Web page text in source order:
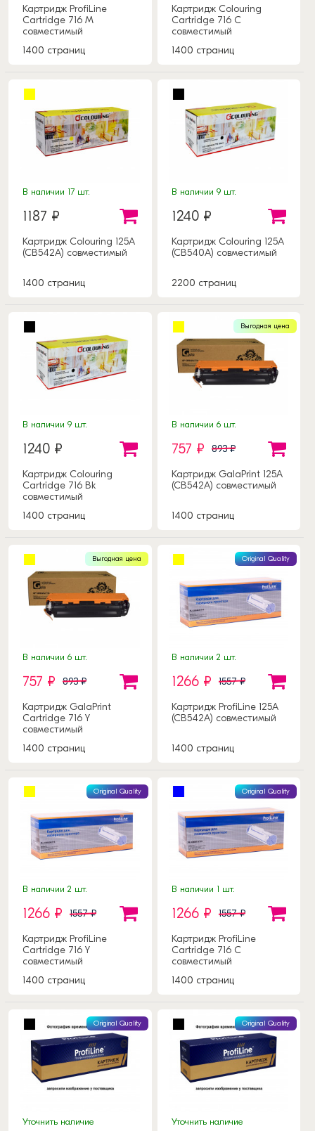
Картридж ProfiLine
Cartridge 716 M
совместимый
1400 страниц
Картридж Colouring
Cartridge 716 C
совместимый
1400 страниц
В наличии 17 шт.
1187 ₽
Картридж Colouring 125A
(CB542A) совместимый
1400 страниц
В наличии 9 шт.
1240 ₽
Картридж Colouring 125A
(CB540A) совместимый
2200 страниц
В наличии 9 шт.
1240 ₽
Картридж Colouring
Cartridge 716 Bk
совместимый
1400 страниц
Выгодная цена
В наличии 6 шт.
757 ₽ 893 ₽
Картридж GalaPrint 125A
(CB542A) совместимый
1400 страниц
Выгодная цена
В наличии 6 шт.
757 ₽ 893 ₽
Картридж GalaPrint
Cartridge 716 Y
совместимый
1400 страниц
Original Quality
В наличии 2 шт.
1266 ₽ 1557 ₽
Картридж ProfiLine 125A
(CB542A) совместимый
1400 страниц
Original Quality
В наличии 2 шт.
1266 ₽ 1557 ₽
Картридж ProfiLine
Cartridge 716 Y
совместимый
1400 страниц
Original Quality
В наличии 1 шт.
1266 ₽ 1557 ₽
Картридж ProfiLine
Cartridge 716 C
совместимый
1400 страниц
Original Quality
Уточнить наличие
Original Quality
Уточнить наличие